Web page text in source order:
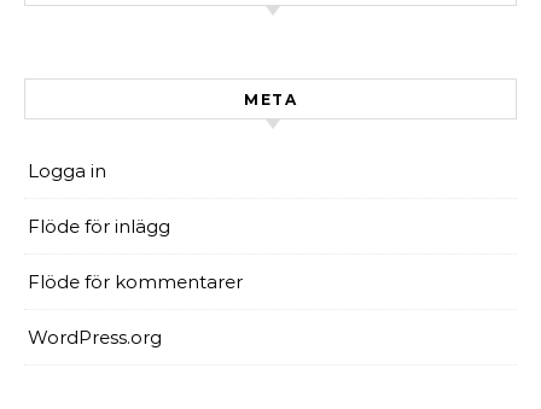
META
Logga in
Flöde för inlägg
Flöde för kommentarer
WordPress.org